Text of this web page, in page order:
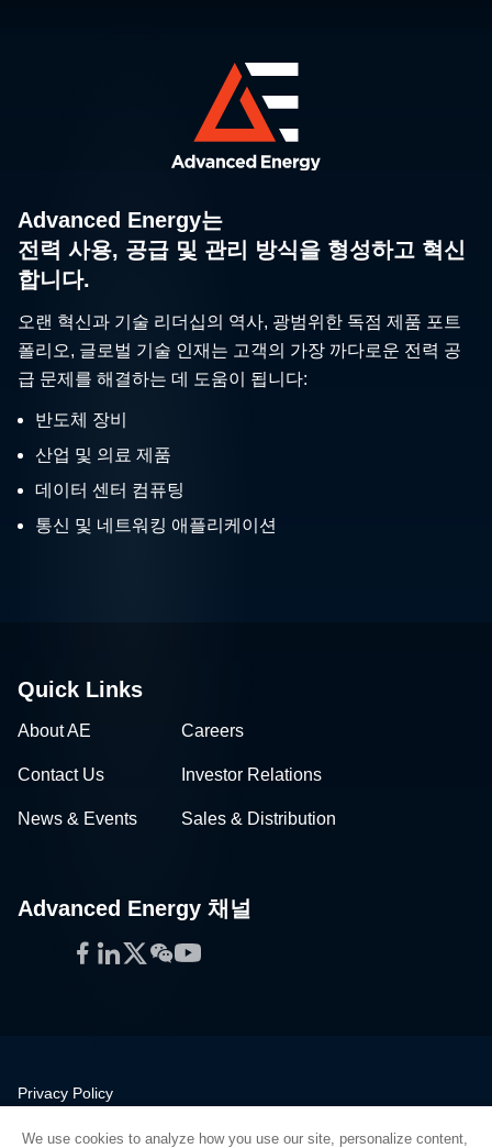
Advanced Energy는
전력 사용, 공급 및 관리 방식을 형성하고 혁신
합니다.
오랜 혁신과 기술 리더십의 역사, 광범위한 독점 제품 포트
폴리오, 글로벌 기술 인재는 고객의 가장 까다로운 전력 공
급 문제를 해결하는 데 도움이 됩니다:
반도체 장비
산업 및 의료 제품
데이터 센터 컴퓨팅
통신 및 네트워킹 애플리케이션
Quick Links
About AE Careers
Contact Us Investor Relations
News & Events Sales & Distribution
Advanced Energy 채널
Facebook
LinkedIn
Twitter
WeChat
YouTube
Privacy Policy
We use cookies to analyze how you use our site, personalize content,